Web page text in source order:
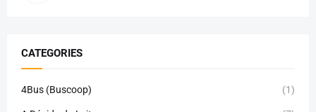
CATEGORIES
4Bus (Buscoop) (1)